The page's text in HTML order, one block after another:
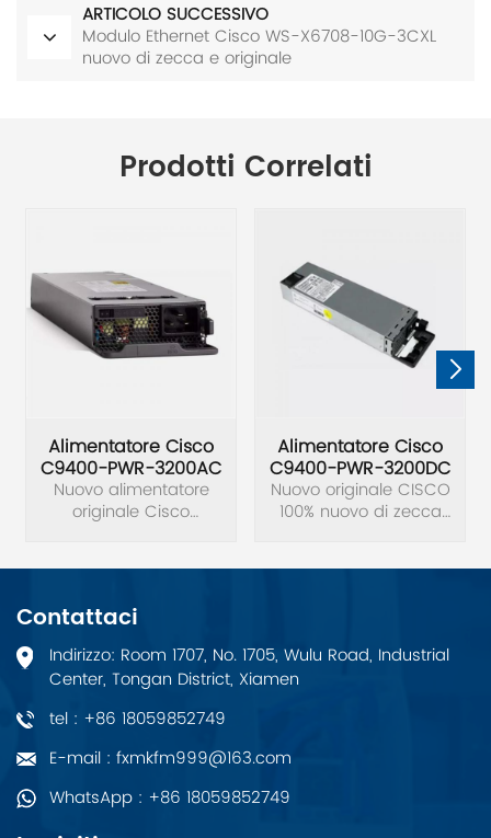
ARTICOLO SUCCESSIVO
Modulo Ethernet Cisco WS-X6708-10G-3CXL
nuovo di zecca e originale
Prodotti Correlati
Alimentatore Cisco
C9400-PWR-3200AC
Nuovo alimentatore
originale Cisco
Alimentatore Cisco
C9400-PWR-3200DC
Nuovo originale CISCO
100% nuovo di zecca
Contattaci
Indirizzo: Room 1707, No. 1705, Wulu Road, Industrial
Center, Tongan District, Xiamen
tel : +86 18059852749
E-mail : fxmkfm999@163.com
WhatsApp : +86 18059852749